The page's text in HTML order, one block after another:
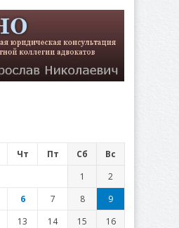
Чт Пт Сб
Вс
1
2
6 7 8
9
13 14 15
16